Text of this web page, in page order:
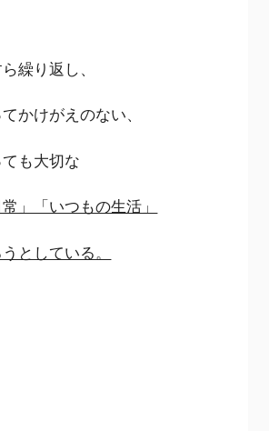
繰り返し、
かけがえのない、
も大切な
」「いつもの生活」
としている。